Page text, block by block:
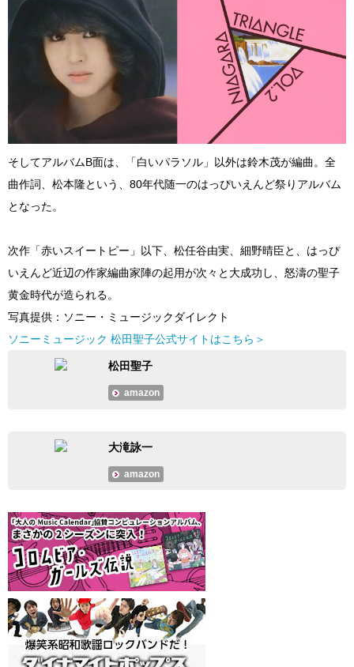
そしてアルバムB面は、「白いパラソル」以外は鈴木茂が編曲。全
曲作詞、松本隆という、80年代随一のはっぴいえんど祭りアルバム
となった。
次作「赤いスイートピー」以下、松任谷由実、細野晴臣と、はっぴ
いえんど近辺の作家編曲家陣の起用が次々と大成功し、怒濤の聖子
黄金時代が造られる。
写真提供：ソニー・ミュージックダイレクト
ソニーミュージック 松田聖子公式サイトはこちら＞
松田聖子
amazon
大滝詠一
amazon